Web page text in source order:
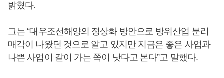
밝혔다.
그는 “대우조선해양의 정상화 방안으로 방위산업 분리
매각이 나왔던 것으로 알고 있지만 지금은 좋은 사업과
나쁜 사업이 같이 가는 쪽이 낫다고 본다”고 말했다.